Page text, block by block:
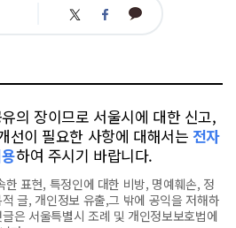
트 페 카
의 장이므로 서울시에 대한 신고,
선이 필요한 사항에 대해서는 전자
하여 주시기 바랍니다.
표현, 특정인에 대한 비방, 명예훼손, 정
글, 개인정보 유출,그 밖에 공익을 저해하
은 서울특별시 조례 및 개인정보보호법에